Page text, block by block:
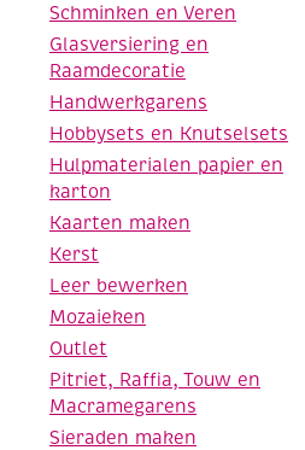
Schminken en Veren
Glasversiering en
Raamdecoratie
Handwerkgarens
Hobbysets en Knutselsets
Hulpmaterialen papier en
karton
Kaarten maken
Kerst
Leer bewerken
Mozaieken
Outlet
Pitriet, Raffia, Touw en
Macramegarens
Sieraden maken